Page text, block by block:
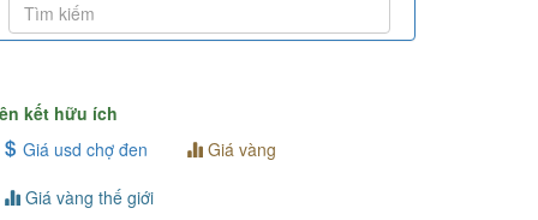
Tìm bạn-Chat
Minh-Chat
Vy-Chat
kết hữu ích
Giá usd chợ đen
Giá vàng
Giá vàng thế giới